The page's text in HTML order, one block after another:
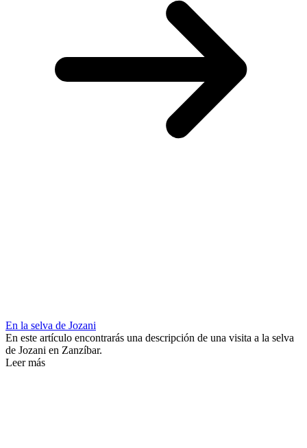
En la selva de Jozani
En este artículo encontrarás una descripción de una visita a la selva
de Jozani en Zanzíbar.
Leer más